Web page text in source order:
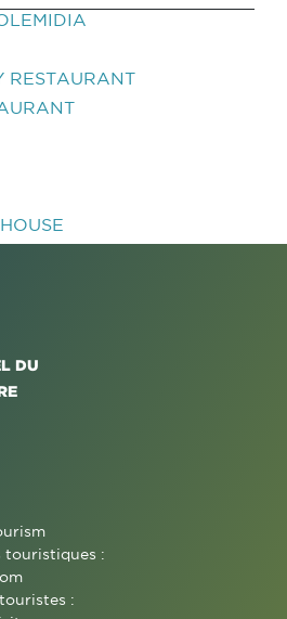
RESTAURANT
DU
touristiques :
: